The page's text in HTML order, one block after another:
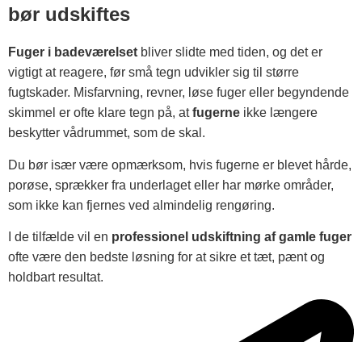
bør udskiftes
Fuger i badeværelset bliver slidte med tiden, og det er
vigtigt at reagere, før små tegn udvikler sig til større
fugtskader. Misfarvning, revner, løse fuger eller begyndende
skimmel er ofte klare tegn på, atfugerne ikke længere
beskytter vådrummet, som de skal.
Du bør især være opmærksom, hvis fugerne er blevet hårde,
porøse, sprækker fra underlaget eller har mørke områder,
som ikke kan fjernes ved almindelig rengøring.
I de tilfælde vil en professionel udskiftning af gamle fuger
ofte være den bedste løsning for at sikre et tæt, pænt og
holdbart resultat.